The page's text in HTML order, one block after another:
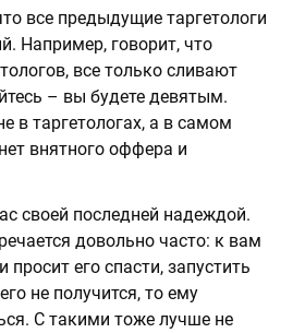
все предыдущие таргетологи
Например, говорит, что
все только сливают
– вы будете девятым.
в таргетологах, а в самом
внятного оффера и
своей последней надеждой.
довольно часто: к вам
просит его спасти, запустить
не получится, то ему
С такими тоже лучше не